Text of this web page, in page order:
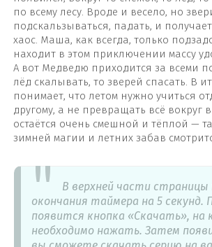
по всему лесу. Вроде и весело, но
подскальзываться, падать, и
хаос. Маша, как всегда, только
находит в этом приключении массу
А вот Медведю приходится за всеми
лёд скалывать, то зверей спасать. В
понимает, что летом нужно учиться
другому, а не превращать всё вокруг
остаётся очень смешной и тёплой —
зимней магии и летних забав
В верхней части
окончания таймера на 5 секунд.
появится кнопка «Скачать», на
необходимо нажать. Затем